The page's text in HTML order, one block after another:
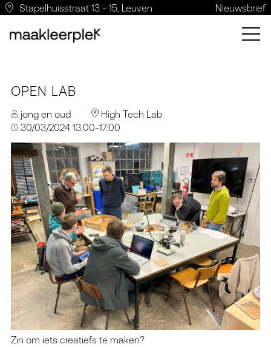
Stapelhuisstraat 13 - 15, Leuven Nieuwsbrief
OPEN LAB
jong en oud
High Tech Lab
30/03/2024 13:00-17:00
Zin om iets creatiefs te maken?